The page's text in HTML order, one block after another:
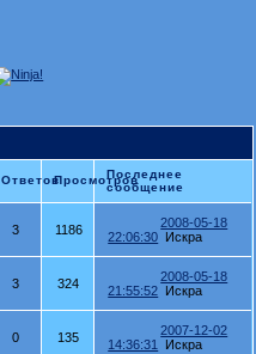
ОтветовПросмотровПоследнее
сообщение
3 1186
2008-05-18
22:06:30 Искра
3 324
2008-05-18
21:55:52 Искра
0 135
2007-12-02
14:36:31
Искра